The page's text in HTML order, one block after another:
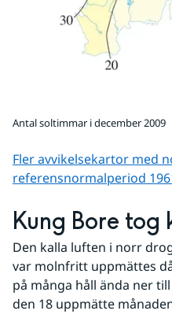
Antal soltimmar i december 2009
Fler avvikelsekartor med
referens­normalperiod
Kung Bore tog
Den kalla luften i norr
var molnfritt uppmättes
på många håll ända ner
den 18 uppmätte